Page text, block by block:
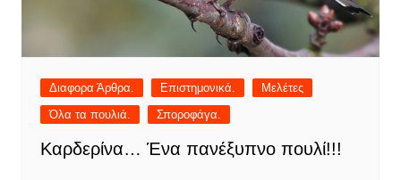
Διαφορα Άρθρα. Επιστημονικά.
Μελέτες
Όλα τα πουλιά.
Σποροφάγα.
Καρδερίνα… Ένα πανέξυπνο πουλί!!!